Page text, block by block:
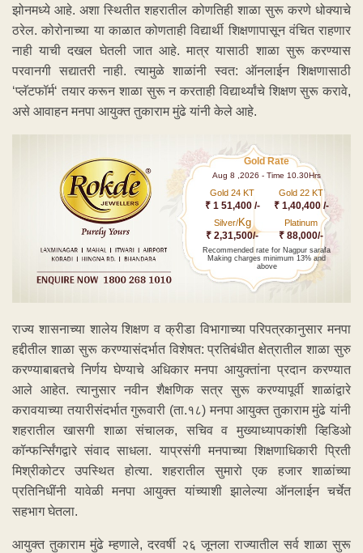
झोनमध्ये आहे. अशा स्थितीत शहरातील कोणतिही शाळा सुरू करणे धोक्याचे
ठरेल. कोरोनाच्या या काळात कोणताही विद्यार्थी शिक्षणापासून वंचित राहणार
नाही याची दखल घेतली जात आहे. मात्र यासाठी शाळा सुरू करण्यास
परवानगी सद्यातरी नाही. त्यामुळे शाळांनी स्वत: ऑनलाईन शिक्षणासाठी
‘प्लॅटफॉर्म‘ तयार करून शाळा सुरू न करताही विद्यार्थ्यांचे शिक्षण सुरू करावे,
असे आवाहन मनपा आयुक्त तुकाराम मुंढे यांनी केले आहे.
Gold Rate
Aug 8 ,2026 - Time 10.30Hrs
Gold 24 KT
₹ 1 51,400 /-
Gold 22 KT
₹ 1,40,400 /-
Silver/Kg
₹ 2,31,500/-
Platinum
₹ 88,000/-
Recommended rate for Nagpur sarafa
Making charges minimum 13% and
above
राज्य शासनाच्या शालेय शिक्षण व क्रीडा विभागाच्या परिपत्रकानुसार मनपा
हद्दीतील शाळा सुरू करण्यासंदर्भात विशेषत: प्रतिबंधीत क्षेत्रातील शाळा सुरु
करण्याबाबतचे निर्णय घेण्याचे अधिकार मनपा आयुक्तांना प्रदान करण्यात
आले आहेत. त्यानुसार नवीन शैक्षणिक सत्र सुरू करण्यापूर्वी शाळांद्वारे
करावयाच्या तयारीसंदर्भात गुरूवारी (ता.१८) मनपा आयुक्त तुकाराम मुंढे यांनी
शहरातील खासगी शाळा संचालक, सचिव व मुख्याध्यापकांशी व्हिडिओ
कॉन्फर्न्सिंगद्वारे संवाद साधला. याप्रसंगी मनपाच्या शिक्षणाधिकारी प्रिती
मिश्रीकोटर उपस्थित होत्या. शहरातील सुमारो एक हजार शाळांच्या
प्रतिनिधींनी यावेळी मनपा आयुक्त यांच्याशी झालेल्या ऑनलाईन चर्चेत
सहभाग घेतला.
आयुक्त तुकाराम मुंढे म्हणाले, दरवर्षी २६ जूनला राज्यातील सर्व शाळा सुरू